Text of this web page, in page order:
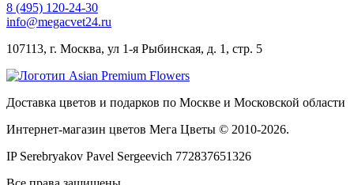
8 (495) 120-24-30
info@megacvet24.ru
107113, г. Москва, ул 1-я Рыбинская, д. 1, стр. 5
Доставка цветов и подарков по Москве и Московской области
Интернет-магазин цветов Мега Цветы © 2010-2026.
IP Serebryakov Pavel Sergeevich 772837651326